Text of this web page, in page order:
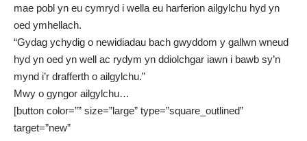
mae pobl yn eu cymryd i wella eu harferion ailgylchu hyd yn
oed ymhellach.
“Gydag ychydig o newidiadau bach gwyddom y gallwn wneud
hyd yn oed yn well ac rydym yn ddiolchgar iawn i bawb sy’n
mynd i’r drafferth o ailgylchu.”
Mwy o gyngor ailgylchu…
[button color=”” size=”large” type=”square_outlined”
target=”new”